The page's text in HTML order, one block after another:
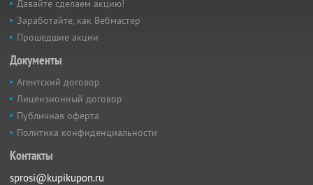
Давайте сделаем акцию!
Заработайте, как Вебмастер
Прошедшие акции
Документы
Агентский договор
Лицензионный договор
Публичная оферта
Политика конфиденциальности
Контакты
sprosi@kupikupon.ru